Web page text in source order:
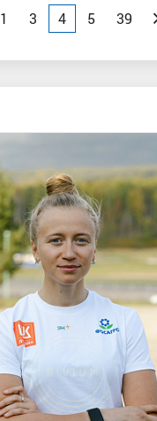
1 3 4 5 39